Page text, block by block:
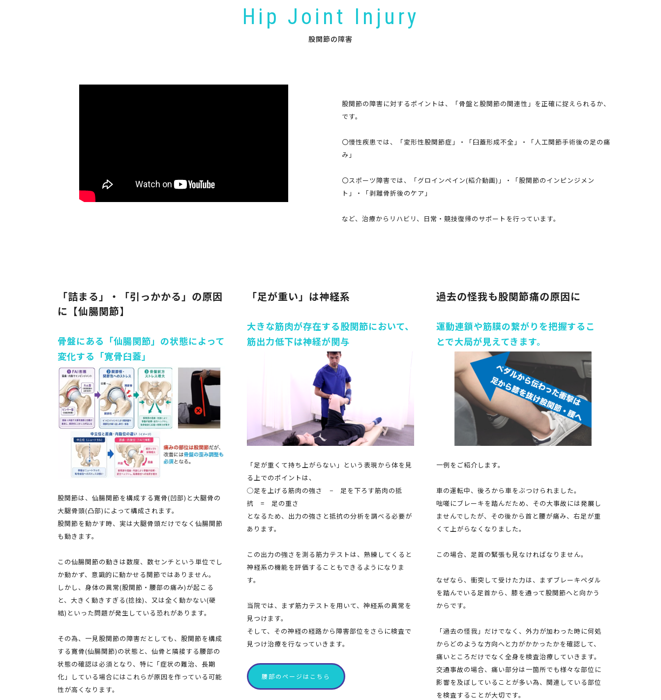
Hip Joint Injury
股関節の障害
股関節の障害に対するポイントは、「骨盤と股関節の関連性」を正確に捉えられるか、
です。
〇慢性疾患では、「変形性股関節症」・「臼蓋形成不全」・「人工関節手術後の足の痛
み」
〇スポーツ障害では、「グロインペイン(紹介動画)」・「股関節のインピンジメン
ト」・「剥離骨折後のケア」
など、治療からリハビリ、日常・競技復帰のサポートを行っています。
「詰まる」・「引っかかる」の原因
に【仙腸関節】
骨盤にある「仙腸関節」の状態によって
変化する「寛骨臼蓋」
股関節は、仙腸関節を構成する寛骨(凹部)と大腿骨の
大腿骨頭(凸部)によって構成されます。
股関節を動かす時、実は大腿骨頭だけでなく仙腸関節
も動きます。
この仙腸関節の動きは数度、数センチという単位でし
か動かず、意識的に動かせる関節ではありません。
しかし、身体の異常(股関節・腰部の痛み)が起こる
と、大きく動きすぎる(捻挫)、又は全く動かない(硬
結)といった問題が発生している恐れがあります。
その為、一見股関節の障害だとしても、股関節を構成
する寛骨(仙腸関節)の状態と、仙骨と隣接する腰部の
状態の確認は必須となり、特に「症状の難治、長期
化」している場合にはこれらが原因を作っている可能
性が高くなります。
「足が重い」は神経系
大きな筋肉が存在する股関節において、
筋出力低下は神経が関与
「足が重くて持ち上がらない」という表現から体を見
る上でのポイントは、
◯足を上げる筋肉の強さ − 足を下ろす筋肉の抵
抗 = 足の重さ
となるため、出力の強さと抵抗の分析を調べる必要が
あります。
この出力の強さを測る筋力テストは、熟練してくると
神経系の機能を評価することもできるようになりま
す。
当院では、まず筋力テストを用いて、神経系の異常を
見つけます。
そして、その神経の経路から障害部位をさらに検査で
見つけ治療を行なっていきます。
腰部のページはこちら
過去の怪我も股関節痛の原因に
運動連鎖や筋膜の繋がりを把握するこ
とで大局が見えてきます。
一例をご紹介します。
車の運転中、後ろから車をぶつけられました。
咄嗟にブレーキを踏んだため、その大事故には発展し
ませんでしたが、その後から首と腰が痛み、右足が重
くて上がらなくなりました。
この場合、足首の緊張も見なければなりません。
なぜなら、衝突して受けた力は、まずブレーキペダル
を踏んでいる足首から、膝を通って股関節へと向かう
からです。
「過去の怪我」だけでなく、外力が加わった時に何処
からどのような方向へと力がかかったかを確認して、
痛いところだけでなく全身を検査治療していきます。
交通事故の場合、痛い部分は一箇所でも様々な部位に
影響を及ぼしていることが多い為、関連している部位
を検査することが大切です。